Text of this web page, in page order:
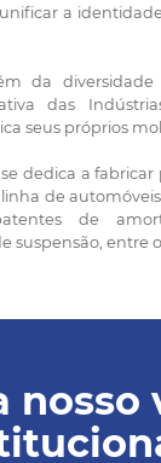
a
da
das
seus próprios
dedica a fabricar
de
de
suspensão, entre
nosso